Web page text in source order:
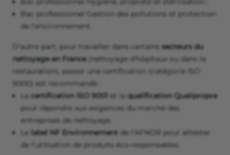
Bac professionnel Gestion des pollutions et protection
de l'environnement.
D’autre part, pour travailler dans certains secteurs du
nettoyage en France (nettoyage d'hôpitaux ou dans la
restauration), passer une certification (catégorie ISO
9000) est recommandé :
La certification ISO 9001 et la qualification Qualipropre
pour répondre aux exigences du marché des
entreprises de nettoyage.
Le label NF Environnement de l’AFNOR pour attester
de l’utilisation de produits éco-responsables.